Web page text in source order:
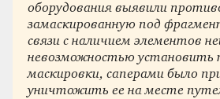
оборудования выявили
замаскированную под
связи с наличием элементов
невозможностью установить
маскировки, саперами было
уничтожить ее на месте